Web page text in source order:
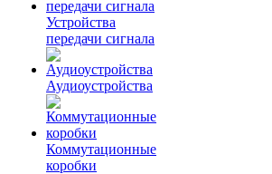
Устройства
передачи сигнала
Аудиоустройства
Коммутационные
коробки